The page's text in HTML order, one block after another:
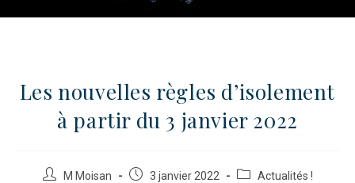
Les nouvelles règles d’isolement
à partir du 3 janvier 2022
M Moisan 3 janvier 2022 Actualités !